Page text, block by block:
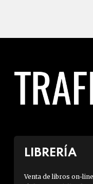
LIBRERÍA
Venta de libros on-